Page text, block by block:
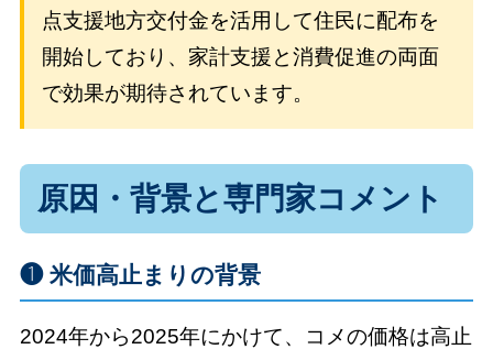
点支援地方交付金を活用して住民に配布を
開始しており、家計支援と消費促進の両面
で効果が期待されています。
原因・背景と専門家コメント
❶ 米価高止まりの背景
2024年から2025年にかけて、コメの価格は高止